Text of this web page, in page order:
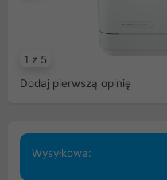
1 z 5
Dodaj pierwszą opinię
Wysyłkowa: